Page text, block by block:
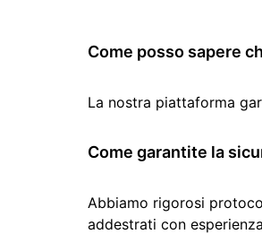
Come posso sapere
La nostra piattaforma
Come garantite la
Abbiamo rigorosi
addestrati con